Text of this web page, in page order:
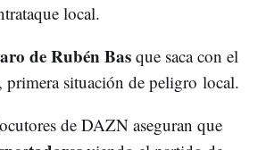
local.
de Rubén Bas que saca con el
primera situación de peligro local.
de DAZN aseguran que